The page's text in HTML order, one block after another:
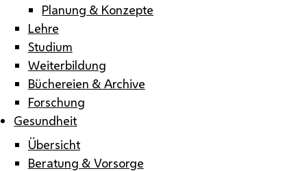
Planung & Konzepte
Lehre
Studium
Weiterbildung
Büchereien & Archive
Forschung
Gesundheit
Übersicht
Beratung & Vorsorge